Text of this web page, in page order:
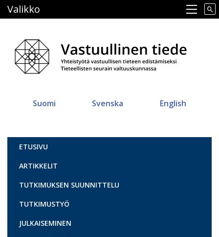
pääsisältöön
Main navigation
Valikko
Suomi Svenska English
Vastuullinen tiede
ETUSIVU
ARTIKKELIT
TUTKIMUKSEN SUUNNITTELU
TUTKIMUSTYÖ
JULKAISEMINEN